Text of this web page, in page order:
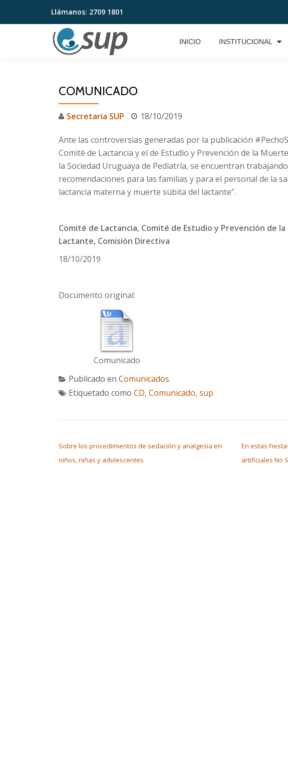
Saltar
Llámanos: 2709 1801
INICIO INSTITUCIONAL
COMUNICADO
Secretaria SUP 18/10/2019
Ante las controversias generadas por la publicación
Comité de Lactancia y el de Estudio y Prevención de la
la Sociedad Uruguaya de Pediatría, se encuentran
recomendaciones para las familias y para el personal de la
lactancia materna y muerte súbita del lactante”.
Comité de Lactancia, Comité de Estudio y Prevención de
Lactante, Comisión Directiva
18/10/2019
Documento original:
Comunicado
Publicado en Comunicados
Etiquetado como CD, Comunicado, sup
Sobre los procedimientos de sedación y analgesia en
niños, niñas y adolescentes
En estas
artificiales No